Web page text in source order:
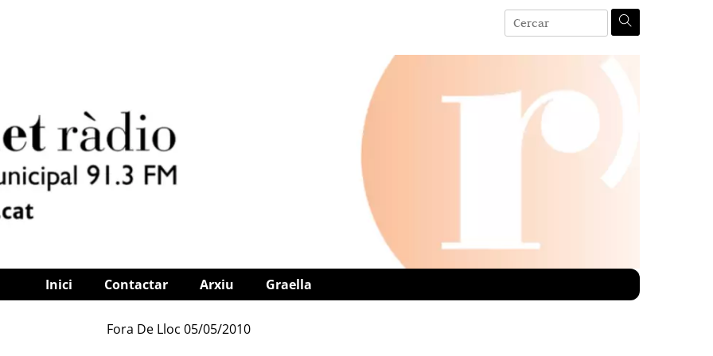
Inici Contactar Arxiu Graella
Fora De Lloc 05/05/2010